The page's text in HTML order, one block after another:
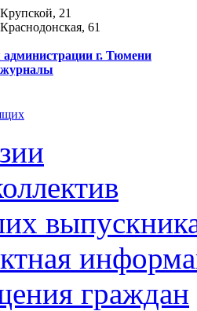
21
61
администрации г. Тюмени
журналы
граждан